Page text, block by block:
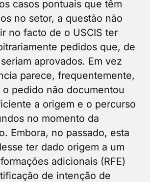
casos pontuais que têm
no setor, a questão não
no facto de o USCIS ter
pedidos que, de
aprovados. Em vez
parece, frequentemente,
pedido não documentou
a origem e o percurso
no momento da
Embora, no passado, esta
ter dado origem a um
adicionais (RFE)
de intenção de